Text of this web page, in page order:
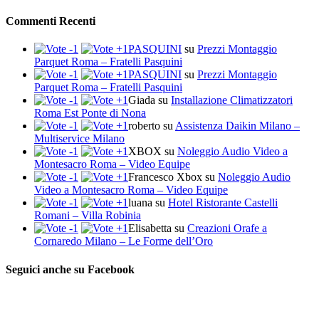
Commenti Recenti
PASQUINI su Prezzi Montaggio
Parquet Roma – Fratelli Pasquini
PASQUINI su Prezzi Montaggio
Parquet Roma – Fratelli Pasquini
Giada su Installazione Climatizzatori
Roma Est Ponte di Nona
roberto su Assistenza Daikin Milano –
Multiservice Milano
XBOX su Noleggio Audio Video a
Montesacro Roma – Video Equipe
Francesco Xbox su Noleggio Audio
Video a Montesacro Roma – Video Equipe
luana su Hotel Ristorante Castelli
Romani – Villa Robinia
Elisabetta su Creazioni Orafe a
Cornaredo Milano – Le Forme dell’Oro
Seguici anche su Facebook